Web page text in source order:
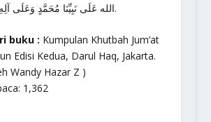
الله عَلَى نَبِيِّنَا مُحَمَّدٍ وَعَلَى آلِهِ وَصَحْبِهِ وَسَلَّمَ.
buku : Kumpulan Khutbah Jum’at
Edisi Kedua, Darul Haq, Jakarta.
Wandy Hazar Z )
1,362